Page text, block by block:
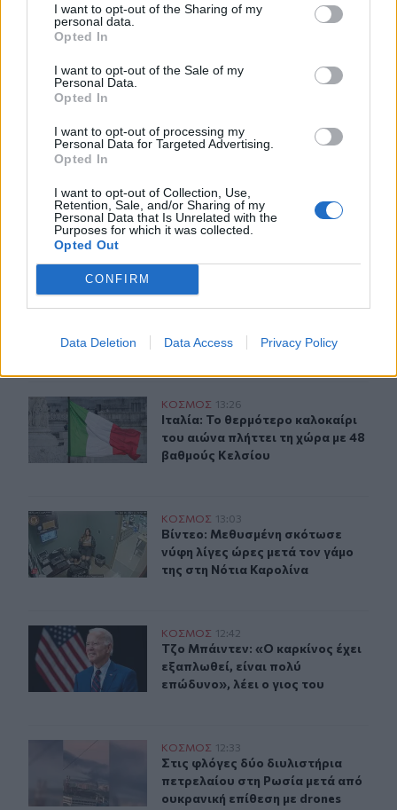
I want to opt-out of the Sharing of my
personal data.
Opted In
I want to opt-out of the Sale of my
Personal Data.
Opted In
I want to opt-out of processing my
Personal Data for Targeted Advertising.
Opted In
I want to opt-out of Collection, Use,
Retention, Sale, and/or Sharing of my
Personal Data that Is Unrelated with the
Purposes for which it was collected.
Opted Out
CONFIRM
Data Deletion Data Access Privacy Policy
ΣΧΕΤΙΚA AΡΘΡΑ
Ταϊλάνδη: Στους 9 οι νεκροί μετά τον θάνατο ενός
Ταϊλάνδη: Στους 9 οι νεκροί μετά
Ταϊλάνδη: Στους 9 οι νεκροί μετά
τον θάνατο ενός 12χρονου
πυροβολισμούς σε σχολείο
Φρουροί της Επανάστασης: Το άνοιγμα των Στενών του
Φρουροί της Επανάστασης: Το
Φρουροί της Επανάστασης: Το
δεν σχετίζεται με τις
Ομάν
Ιταλία: Το θερμότερο καλοκαίρι του αιώνα πλήττει τη
ΚΟΣΜΟΣ 13:26
Ιταλία: Το θερμότερο καλοκαίρι
Ιταλία: Το θερμότερο καλοκαίρι
του αιώνα πλήττει τη χώρα με 48
βαθμούς Κελσίου
Βίντεο: Μεθυσμένη σκότωσε νύφη λίγες ώρες μετά τον
ΚΟΣΜΟΣ 13:03
Βίντεο: Μεθυσμένη σκότωσε νύφη
Βίντεο: Μεθυσμένη σκότωσε
νύφη λίγες ώρες μετά τον γάμο
της στη Νότια Καρολίνα
Τζο Μπάιντεν: «Ο καρκίνος έχει εξαπλωθεί, είναι πολύ
ΚΟΣΜΟΣ 12:42
Τζο Μπάιντεν: «Ο καρκίνος έχει
Τζο Μπάιντεν: «Ο καρκίνος έχει
εξαπλωθεί, είναι πολύ
επώδυνο», λέει ο γιος του
Στις φλόγες δύο διυλιστήρια πετρελαίου στη Ρωσία
ΚΟΣΜΟΣ 12:33
Στις φλόγες δύο διυλιστήρια
Στις φλόγες δύο διυλιστήρια
πετρελαίου στη Ρωσία μετά από
ουκρανική επίθεση με drones